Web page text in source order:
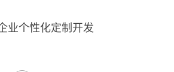
业个性化定制开发